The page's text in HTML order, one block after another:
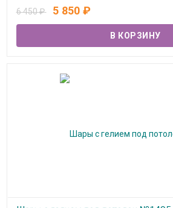
В наличии
6 450₽ 5 850 ₽